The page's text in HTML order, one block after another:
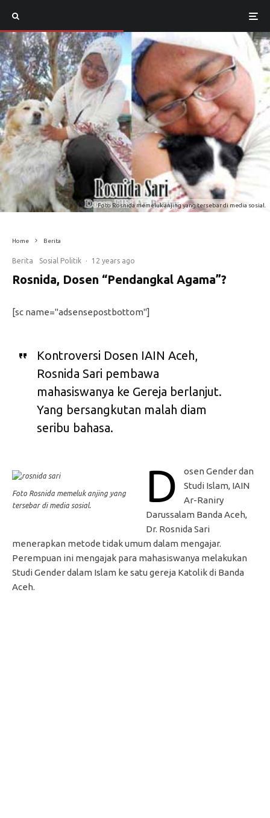
Foto Rosnida memeluk anjing yang tersebar di media sosial.
Home Berita
Berita Sosial Politik · 12 years ago
Rosnida, Dosen “Pendangkal Agama”?
[sc name="adsensepostbottom"]
Kontroversi Dosen IAIN Aceh,
Rosnida Sari pembawa
mahasiswanya ke Gereja berlanjut.
Yang bersangkutan malah diam
seribu bahasa.
Foto Rosnida memeluk anjing yang
tersebar di media sosial.
D
osen Gender dan
Studi Islam, IAIN
Ar-Raniry
Darussalam Banda Aceh,
Dr. Rosnida Sari
menerapkan metode tidak umum dalam mengajar.
Perempuan ini mengajak para mahasiswanya melakukan
Studi Gender dalam Islam ke satu gereja Katolik di Banda
Aceh.